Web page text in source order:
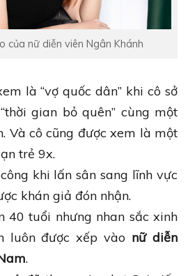
của nữ diễn viên Ngân Khánh
là “vợ quốc dân” khi cô sở
gian bỏ quên” cùng một
Và cô cũng được xem là một
trẻ 9x.
khi lấn sân sang lĩnh vực
khán giả đón nhận.
40 tuổi nhưng nhan sắc xinh
luôn được xếp vào nữ diễn
.